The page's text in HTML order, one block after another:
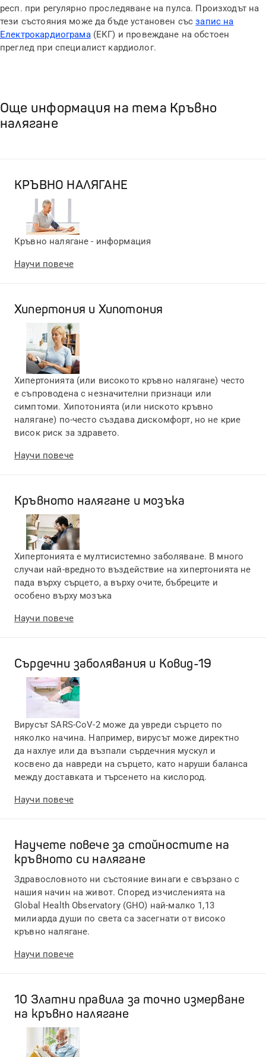
респ. при регулярно проследяване на пулса. Произходът на
тези състояния може да бъде установен съсзапис на
Електрокардиограма(ЕКГ) и провеждане на обстоен
преглед при специалист кардиолог.
Още информация на тема Кръвно
налягане
КРЪВНО НАЛЯГАНЕ
Кръвно налягане - информация
Научи повече
Хипертония и Хипотония
Хипертонията (или високото кръвно налягане) често
е съпроводена с незначителни признаци или
симптоми. Хипотонията (или ниското кръвно
налягане) по-често създава дискомфорт, но не крие
висок риск за здравето.
Научи повече
Кръвното налягане и мозъка
Хипертонията е мултисистемно заболяване. В много
случаи най-вредното въздействие на хипертонията не
пада върху сърцето, а върху очите, бъбреците и
особено върху мозъка
Научи повече
Сърдечни заболявания и Ковид-19
Вирусът SARS-CoV-2 може да увреди сърцето по
няколко начина. Например, вирусът може директно
да нахлуе или да възпали сърдечния мускул и
косвено да навреди на сърцето, като наруши баланса
между доставката и търсенето на кислород.
Научи повече
Научете повече за стойностите на
кръвното си налягане
Здравословното ни състояние винаги е свързано с
нашия начин на живот. Според изчисленията на
Global Health Observatory (GHO) най-малко 1,13
милиарда души по света са засегнати от високо
кръвно налягане.
Научи повече
10 Златни правила за точно измерване
на кръвно налягане